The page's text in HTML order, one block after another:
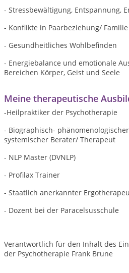
- Stressbewältigung, Entspannung,
- Konflikte in Paarbeziehung/
- Gesundheitliches Wohlbefinden
- Energiebalance und emotionale
Bereichen Körper, Geist und Seele
Meine therapeutische
-Heilpraktiker der Psychotherapie
- Biographisch-
systemischer Berater/ Therapeut
- NLP Master (DVNLP)
- Profilax Trainer
- Staatlich anerkannter
- Dozent bei der Paracelsusschule
Verantwortlich für den Inhalt des
der Psychotherapie Frank Brune